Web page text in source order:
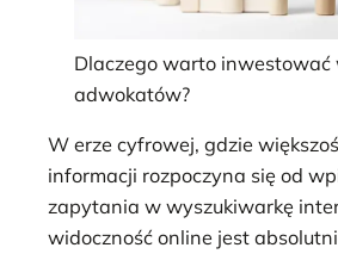
Dlaczego warto inwestować
adwokatów?
W erze cyfrowej, gdzie
informacji rozpoczyna się od
zapytania w wyszukiwarkę
widoczność online jest